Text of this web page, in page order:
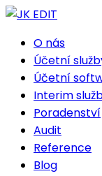
O nás
Účetní
Účetní
Interim
Poradenství
Audit
Reference
Blog